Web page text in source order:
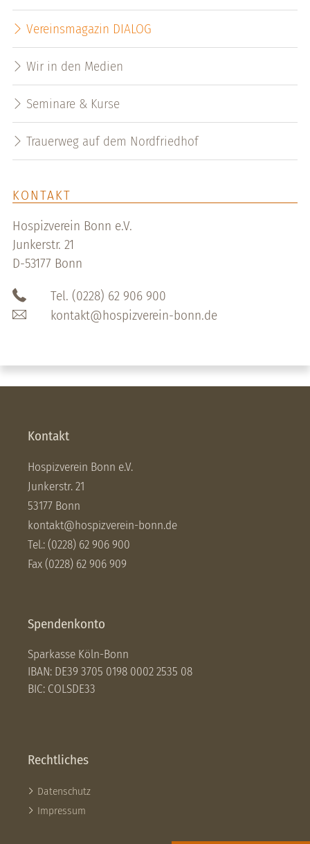
Vereinsmagazin DIALOG
Wir in den Medien
Seminare & Kurse
Trauerweg auf dem Nordfriedhof
KONTAKT
Hospizverein Bonn e.V.
Junkerstr. 21
D-53177 Bonn
Tel. (0228) 62 906 900
kontakt@hospizverein-bonn.de
Kontakt
Hospizverein Bonn e.V.
Junkerstr. 21
53177 Bonn
kontakt@hospizverein-bonn.de
Tel.: (0228) 62 906 900
Fax (0228) 62 906 909
Spendenkonto
Sparkasse Köln-Bonn
IBAN: DE39 3705 0198 0002 2535 08
BIC: COLSDE33
Rechtliches
Datenschutz
Impressum